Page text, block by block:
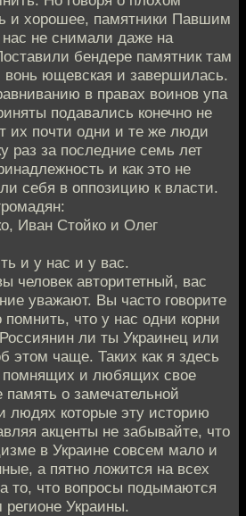
и хорошее, памятники Павшим
не снимали даже на
бендере памятник там
вонь ющевская и завершилась.
в правах воинов упа
подавались конечно не
их почти одни и те же люди
раз за последние семь лет
и как это не
себя в оппозицию к власти.
Иван Стойко и Олег
и у нас и у вас.
человек авторитетный, вас
уважают. Вы часто говорите
что у нас одни корни
ли ты Украинец или
этом чаще. Таких как я здесь
помнящих и любящих свое
о замечательной
людях которые эту историю
акценты не забывайте, что
в Украине совсем мало и
а пятно ложится на всех
то, что вопросы подымаются
Украины.